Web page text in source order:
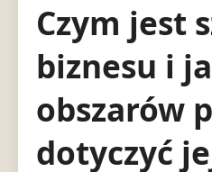
Czym jest
biznesu i
obszarów
dotyczyć